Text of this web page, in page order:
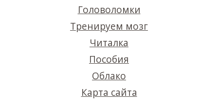
Головоломки
Тренируем мозг
Читалка
Пособия
Облако
Карта сайта